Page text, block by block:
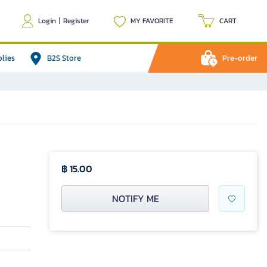
Login | Register MY FAVORITE CART
B2S Store Pre-order
฿ 15.00
NOTIFY ME